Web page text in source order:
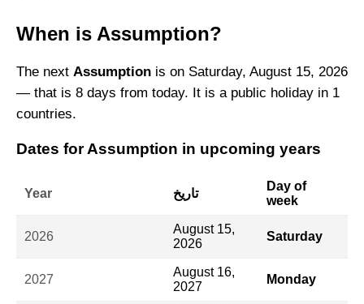
When is Assumption?
The next Assumption is on Saturday, August 15, 2026
— that is 8 days from today. It is a public holiday in 1
countries.
Dates for Assumption in upcoming years
Year تاريخ
Day of
week
2026
August 15,
2026
Saturday
2027
August 16,
2027
Monday